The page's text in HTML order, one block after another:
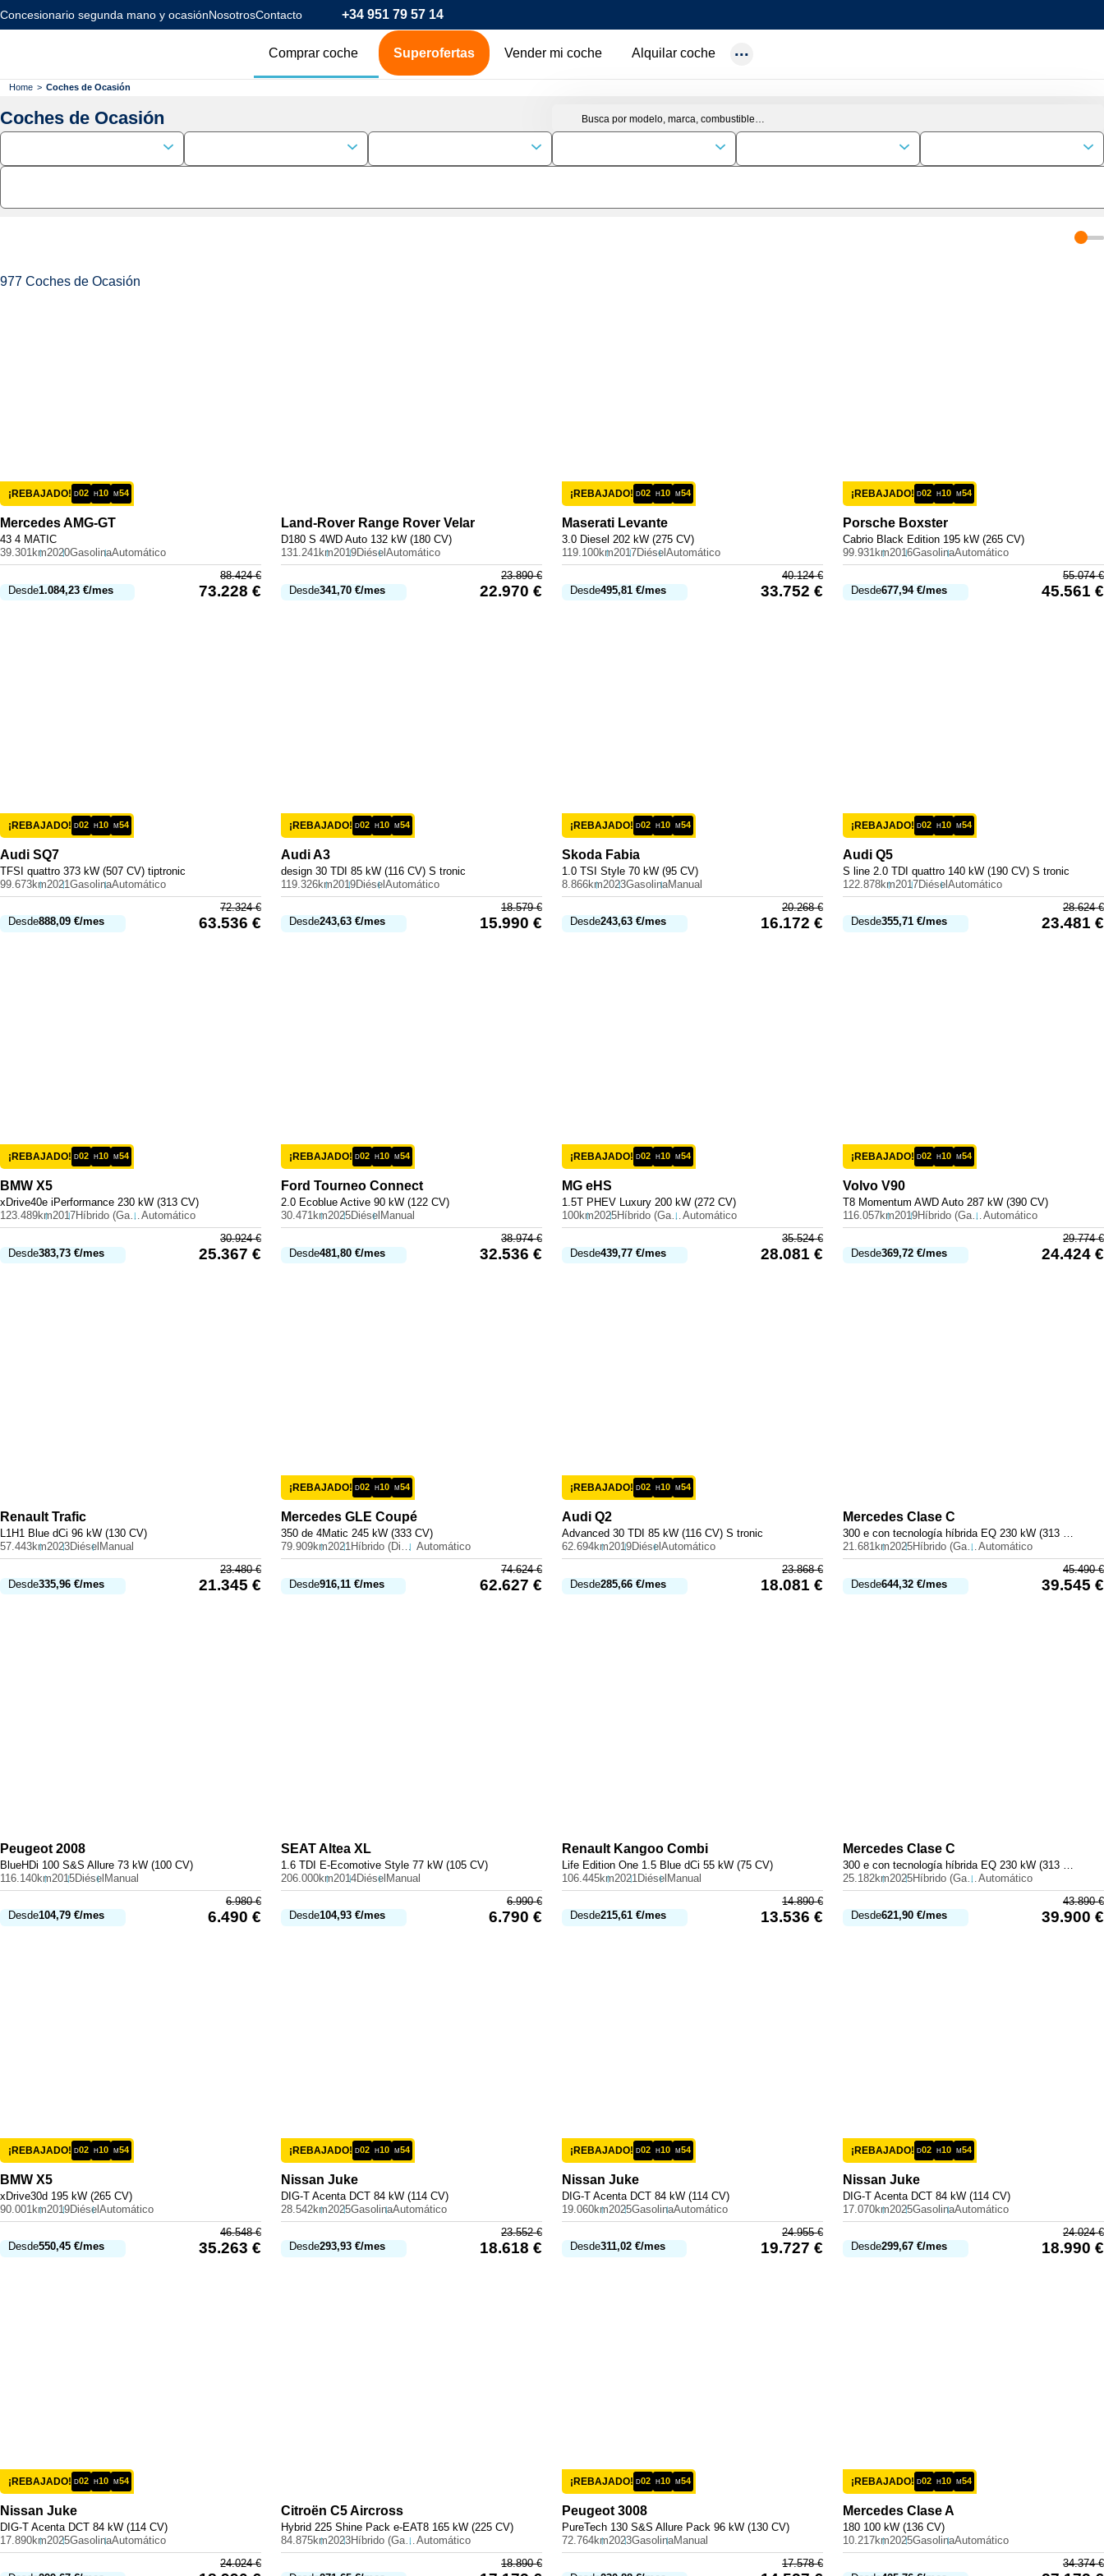
Concesionario segunda mano y ocasiónNosotrosContacto +34 951 79 57 14
Comprar coche
Coches Eléctricos
Superofertas Vender mi coche Alquilar coche
Home > Coches de Ocasión
Coches de Ocasión
977 Coches de Ocasión
¡REBAJADO! D02 H10 M54
MercedesAMG-GT
43 4 MATIC
39.301km2020GasolinaAutomático
Desde1.084,23 €/mes
88.424€
73.228 €
Land-Rover Range Rover Velar
D180 S 4WD Auto 132 kW (180 CV)
131.241km2019Diésel Automático
Desde341,70 €/mes
23.890€
22.970 €
¡REBAJADO! D02 H10 M54
Maserati Levante
3.0 Diesel 202 kW (275 CV)
119.100km2017Diésel Automático
Desde495,81 €/mes
40.124€
33.752 €
¡REBAJADO! D02 H10 M54
Porsche Boxster
Cabrio Black Edition 195 kW (265 CV)
99.931km2016GasolinaAutomático
Desde677,94 €/mes
55.074€
45.561 €
¡REBAJADO! D02 H10 M54
Audi SQ7
TFSI quattro 373 kW (507 CV) tiptronic
99.673km2021GasolinaAutomático
Desde888,09 €/mes
72.324€
63.536 €
¡REBAJADO! D02 H10 M54
AudiA3
design 30 TDI 85 kW (116 CV) S tronic
119.326km2019DiéselAutomático
Desde243,63 €/mes
18.579€
15.990 €
¡REBAJADO! D02 H10 M54
Skoda Fabia
1.0 TSI Style 70 kW (95 CV)
8.866km2023GasolinaManual
Desde243,63 €/mes
20.268€
16.172 €
¡REBAJADO! D02 H10 M54
Audi Q5
S line 2.0 TDI quattro 140 kW (190 CV) S tronic
122.878km2017DiéselAutomático
Desde355,71 €/mes
28.624€
23.481 €
¡REBAJADO! D02 H10 M54
BMW X5
xDrive40e iPerformance 230 kW (313 CV)
123.489km2017 Híbrido (Gasolina) Automático
Desde383,73 €/mes
30.924€
25.367 €
¡REBAJADO! D02 H10 M54
Ford Tourneo Connect
2.0 Ecoblue Active 90 kW (122 CV)
30.471km2025Diésel Manual
Desde481,80 €/mes
38.974€
32.536 €
¡REBAJADO! D02 H10 M54
MG eHS
1.5T PHEV Luxury 200 kW (272 CV)
100km2025 Híbrido (Gasolina) Automático
Desde439,77 €/mes
35.524€
28.081 €
¡REBAJADO! D02 H10 M54
Volvo V90
T8 Momentum AWD Auto 287 kW (390 CV)
116.057km2019 Híbrido (Gasolina) Automático
Desde369,72 €/mes
29.774€
24.424 €
Renault Trafic
L1H1 Blue dCi 96 kW (130 CV)
57.443km2023Diésel Manual
Desde335,96 €/mes
23.480€
21.345 €
¡REBAJADO! D02 H10 M54
Mercedes GLE Coupé
350 de 4Matic 245 kW (333 CV)
79.909km2021 Híbrido (Diesel) Automático
Desde916,11 €/mes
74.624€
62.627 €
¡REBAJADO! D02 H10 M54
Audi Q2
Advanced 30 TDI 85 kW (116 CV) S tronic
62.694km2019Diésel Automático
Desde285,66 €/mes
23.868€
18.081 €
Mercedes Clase C
300 e con tecnología híbrida EQ 230 kW (313 CV)
21.681km2025 Híbrido (Gasolina)Automático
Desde644,32 €/mes
45.490€
39.545 €
Peugeot 2008
BlueHDi 100 S&S Allure 73 kW (100 CV)
116.140km2015DiéselManual
Desde104,79 €/mes
6.980€
6.490 €
SEATAltea XL
1.6 TDI E-Ecomotive Style 77 kW (105 CV)
206.000km2014DiéselManual
Desde104,93 €/mes
6.990€
6.790 €
Renault Kangoo Combi
Life Edition One 1.5 Blue dCi 55 kW (75 CV)
106.445km2021 DiéselManual
Desde215,61 €/mes
14.890€
13.536 €
Mercedes Clase C
25.182km2025 Híbrido (Gasolina) Automático
Desde621,90 €/mes
43.890€
39.900 €
¡REBAJADO! D02 H10 M54
BMW X5
xDrive30d 195 kW (265 CV)
90.001km2019Diésel Automático
Desde550,45 €/mes
46.548€
35.263 €
¡REBAJADO! D02 H10 M54
Nissan Juke
DIG-T Acenta DCT 84 kW (114 CV)
28.542km2025GasolinaAutomático
Desde293,93 €/mes
23.552€
18.618 €
¡REBAJADO! D02 H10 M54
Nissan Juke
DIG-T Acenta DCT 84 kW (114 CV)
19.060km2025GasolinaAutomático
Desde311,02 €/mes
24.955€
19.727 €
¡REBAJADO! D02 H10 M54
Nissan Juke
DIG-T Acenta DCT 84 kW (114 CV)
17.070km2025GasolinaAutomático
Desde299,67 €/mes
24.024€
18.990 €
¡REBAJADO! D02 H10 M54
Nissan Juke
DIG-T Acenta DCT 84 kW (114 CV)
17.890km2025GasolinaAutomático
24.024€
Citroën C5 Aircross
Hybrid 225 Shine Pack e-EAT8 165 kW (225 CV)
84.875km2023 Híbrido (Gasolina)Automático
18.890€
¡REBAJADO! D02 H10 M54
Peugeot 3008
PureTech 130 S&S Allure Pack 96 kW (130 CV)
72.764km2023GasolinaManual
17.578€
¡REBAJADO! D02 H10 M54
Mercedes Clase A
180 100 kW (136 CV)
10.217km2025GasolinaAutomático
34.374€